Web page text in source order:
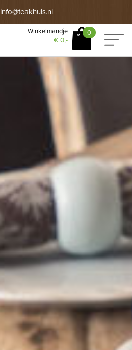
info@teakhuis.nl
0
Winkelmandje
€ 0,-